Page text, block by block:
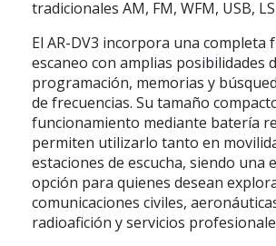
tradicionales AM, FM, WFM, USB,
El AR-DV3 incorpora una completa
escaneo con amplias posibilidades
programación, memorias y
de frecuencias. Su tamaño
funcionamiento mediante batería
permiten utilizarlo tanto en
estaciones de escucha, siendo una
opción para quienes desean
comunicaciones civiles,
radioafición y servicios